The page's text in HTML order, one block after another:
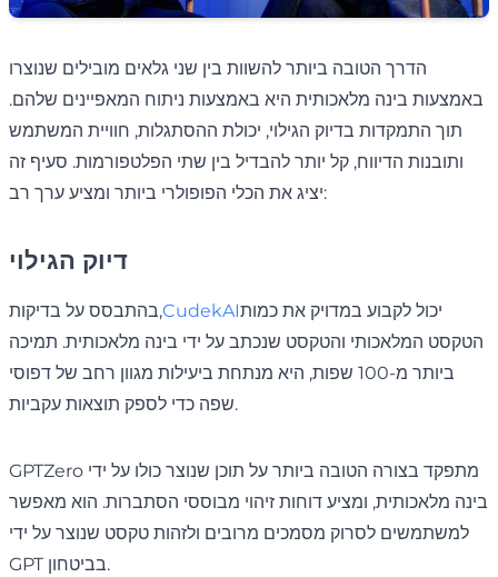
הדרך הטובה ביותר להשוות בין שני גלאים מובילים שנוצרו
באמצעות בינה מלאכותית היא באמצעות ניתוח המאפיינים שלהם.
תוך התמקדות בדיוק הגילוי, יכולת ההסתגלות, חוויית המשתמש
ותובנות הדיווח, קל יותר להבדיל בין שתי הפלטפורמות. סעיף זה
יציג את הכלי הפופולרי ביותר ומציע ערך רב:
דיוק הגילוי
בהתבסס על בדיקות,CudekAIיכול לקבוע במדויק את כמות
הטקסט המלאכותי והטקסט שנכתב על ידי בינה מלאכותית. תמיכה
ביותר מ-100 שפות, היא מנתחת ביעילות מגוון רחב של דפוסי
שפה כדי לספק תוצאות עקביות.
GPTZero מתפקד בצורה הטובה ביותר על תוכן שנוצר כולו על ידי
בינה מלאכותית, ומציע דוחות זיהוי מבוססי הסתברות. הוא מאפשר
למשתמשים לסרוק מסמכים מרובים ולזהות טקסט שנוצר על ידי
GPT בביטחון.